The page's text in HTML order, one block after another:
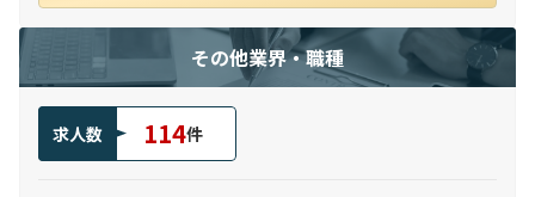
その他業界・職種
求人数 114件